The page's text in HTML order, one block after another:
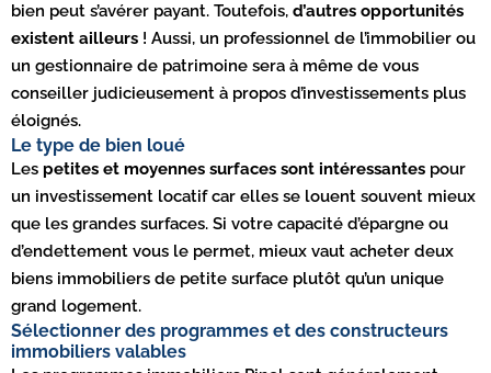
bien peut s’avérer payant. Toutefois, d’autres opportunités
existent ailleurs ! Aussi, un professionnel de l’immobilier ou
un gestionnaire de patrimoine sera à même de vous
conseiller judicieusement à propos d’investissements plus
éloignés.
Le type de bien loué
Les petites et moyennes surfaces sont intéressantes pour
un investissement locatif car elles se louent souvent mieux
que les grandes surfaces. Si votre capacité d’épargne ou
d’endettement vous le permet, mieux vaut acheter deux
biens immobiliers de petite surface plutôt qu’un unique
grand logement.
Sélectionner des programmes et des constructeurs
immobiliers valables